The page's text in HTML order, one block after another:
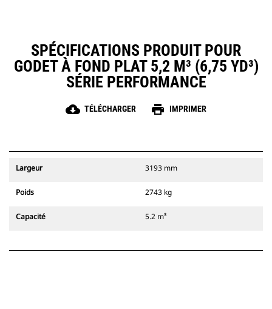
SPÉCIFICATIONS PRODUIT POUR
GODET À FOND PLAT 5,2 M³ (6,75 YD³)
SÉRIE PERFORMANCE
cloud_download TÉLÉCHARGER print IMPRIMER
Largeur 3193 mm
Poids 2743 kg
Capacité 5.2 m³